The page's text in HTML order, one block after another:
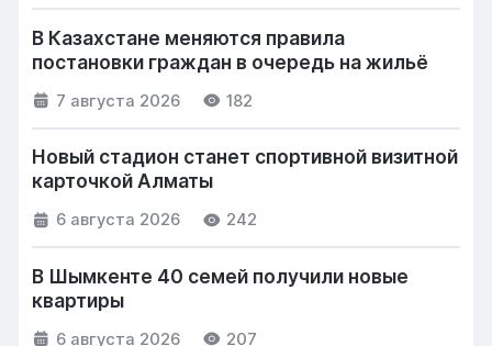
В Казахстане меняются правила
постановки граждан в очередь на жильё
7 августа 2026 182
Новый стадион станет спортивной визитной
карточкой Алматы
6 августа 2026 242
В Шымкенте 40 семей получили новые
квартиры
6 августа 2026 207